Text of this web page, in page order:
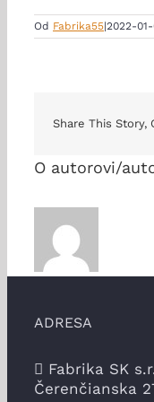
Od Fabrika55|2022-01-
Share This Story,
O autorovi/
ADRESA
Fabrika SK
Čerenčianska